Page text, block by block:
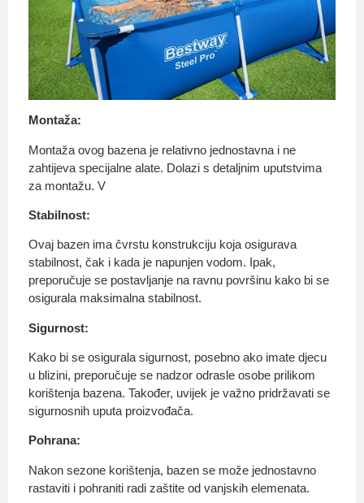
Montaža:
Montaža ovog bazena je relativno jednostavna i ne
zahtijeva specijalne alate. Dolazi s detaljnim uputstvima
za montažu. V
Stabilnost:
Ovaj bazen ima čvrstu konstrukciju koja osigurava
stabilnost, čak i kada je napunjen vodom. Ipak,
preporučuje se postavljanje na ravnu površinu kako bi se
osigurala maksimalna stabilnost.
Sigurnost:
Kako bi se osigurala sigurnost, posebno ako imate djecu
u blizini, preporučuje se nadzor odrasle osobe prilikom
korištenja bazena. Također, uvijek je važno pridržavati se
sigurnosnih uputa proizvođača.
Pohrana:
Nakon sezone korištenja, bazen se može jednostavno
rastaviti i pohraniti radi zaštite od vanjskih elemenata.